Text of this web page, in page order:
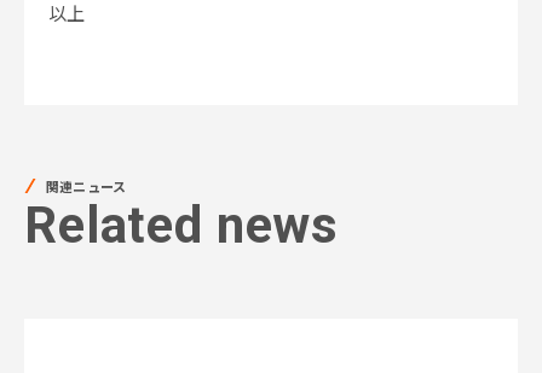
以上
関連ニュース
Related news